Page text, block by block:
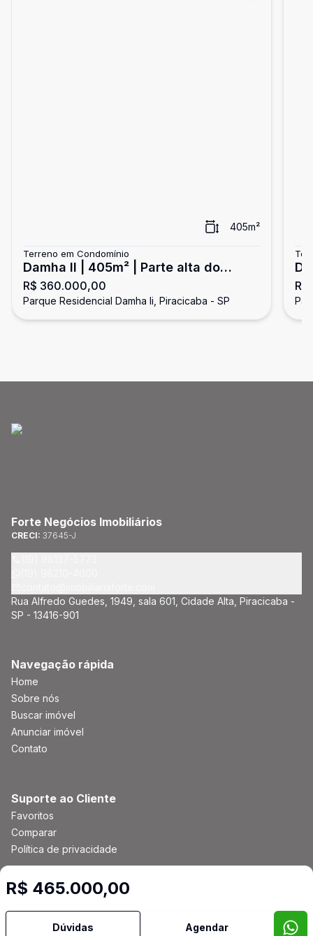
405m²
Terreno em Condomínio
Damha II | 405m² | Parte alta do
condomínio
R$ 360.000,00
Parque Residencial Damha Ii, Piracicaba - SP
R$ 465.000,00
Dúvidas Agendar
Forte Negócios Imobiliários
CRECI: 37645-J
Rua Alfredo Guedes, 1949, sala 601, Cidade Alta, Piracicaba -
SP - 13416-901
Navegação rápida
Home
Sobre nós
Buscar imóvel
Anunciar imóvel
Contato
Suporte ao Cliente
Favoritos
Comparar
Política de privacidade
Selo de Tecnologia Loft